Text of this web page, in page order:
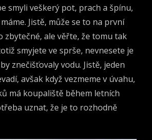
smyli veškerý pot, prach a špínu,
Jistě, může se to na první
zbytečné, ale věřte, že tomu tak
smyjete ve sprše, nevnesete je
znečišťovaly vodu. Jistě, jeden
avšak když vezmeme v úvahu,
má koupaliště během letních
uznat, že je to rozhodně